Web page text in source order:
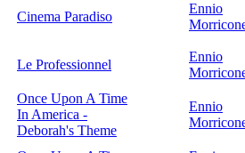
Cinema Paradiso
Ennio
Le Professionnel
Ennio
Once Upon A Time
In America -
Deborah's Theme
Ennio